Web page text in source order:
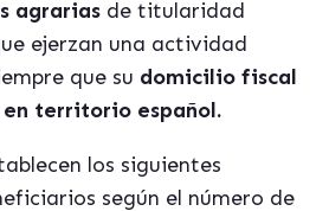
agrarias de titularidad
ejerzan una actividad
que su domicilio fiscal
territorio español.
los siguientes
según el número de